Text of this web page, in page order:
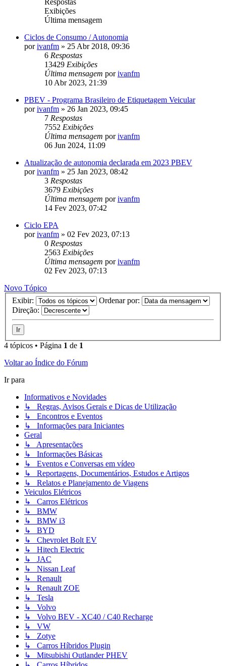
Exibições
Última mensagem
Ciclos de Consumo / Autonomia
porivanfm » 25 Abr 2018, 09:36
6 Respostas
13429 Exibições
Última mensagem porivanfm
10 Abr 2023, 21:39
PBEV - Programa Brasileiro de Etiquetagem Veicular
porivanfm » 26 Jan 2023, 09:45
7 Respostas
7552 Exibições
Última mensagem porivanfm
06 Jun 2024, 11:09
Atualização de autonomia declarada em 2023 PBEV
porivanfm » 25 Jan 2023, 08:42
3 Respostas
3679 Exibições
Última mensagem porivanfm
14 Fev 2023, 07:42
Ciclo EPA
porivanfm » 02 Fev 2023, 07:13
0 Respostas
2563 Exibições
Última mensagem porivanfm
02 Fev 2023, 07:13
Novo Tópico
Exibir:
Ordenar por:
Direção:
4 tópicos • Página 1 de 1
Voltar ao Índice do Fórum
Ir para
Informativos e Novidades
↳ Regras, Avisos Gerais e Dicas de Utilização
↳ Encontros e Eventos
↳ Informações para Iniciantes
Geral
↳ Apresentações
↳ Informações Básicas
↳ Eventos e Conversas em vídeo
↳ Reportagens, Documentários, Estudos e Artigos
↳ Relatos e Planejamento de Viagens
Veiculos Elétricos
↳ Carros Elétricos
↳ BMW
↳ BMW i3
↳ BYD
↳ Chevrolet Bolt EV
↳ Hitech Electric
↳ JAC
↳ Nissan Leaf
↳ Renault
↳ Renault ZOE
↳ Tesla
↳ Volvo
↳ Volvo BEV - XC40 / C40 Recharge
↳ VW
↳ Zotye
↳ Carros Híbridos Plugin
↳ Mitsubishi Outlander PHEV